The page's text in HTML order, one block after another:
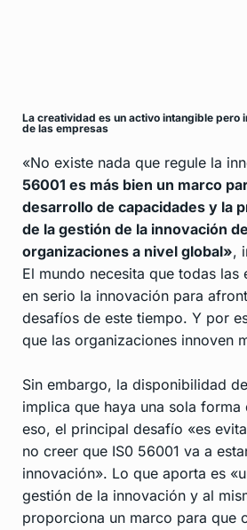
La creatividad es un activo intangible pero
de las empresas
«No existe nada que regule la
56001 es más bien un marco
desarrollo de capacidades y la
de la gestión de la innovación
organizaciones a nivel global»,
El mundo necesita que todas las
en serio la innovación para
desafíos de este tiempo. Y por
que las organizaciones innoven
Sin embargo, la disponibilidad
implica que haya una sola forma
eso, el principal desafío «es
no creer que IS0 56001 va a
innovación». Lo que aporta es
gestión de la innovación y al
proporciona un marco para que